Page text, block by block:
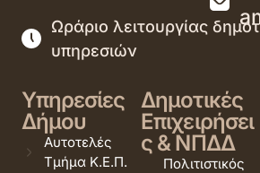
Ωράριο λειτουργίας
υπηρεσιών
Υπηρεσίες
Δήμου
Αυτοτελές
Τμήμα Κ.Ε.Π.
Δημοτικές
Επιχειρήσει
ς & ΝΠΔΔ
Πολιτιστικός